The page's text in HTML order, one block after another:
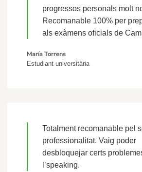
progressos personals molt
Recomanable 100% per
als exàmens oficials de
María Torrens
Estudiant universitària
Totalment recomanable pel
professionalitat. Vaig poder
desbloquejar certs
l’speaking.